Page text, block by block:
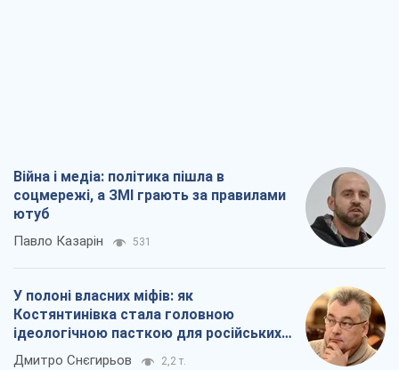
Війна і медіа: політика пішла в
соцмережі, а ЗМІ грають за правилами
ютуб
Павло Казарін 531
У полоні власних міфів: як
Костянтинівка стала головною
ідеологічною пасткою для російських
окупантів
Дмитро Снєгирьов 2,2 т.